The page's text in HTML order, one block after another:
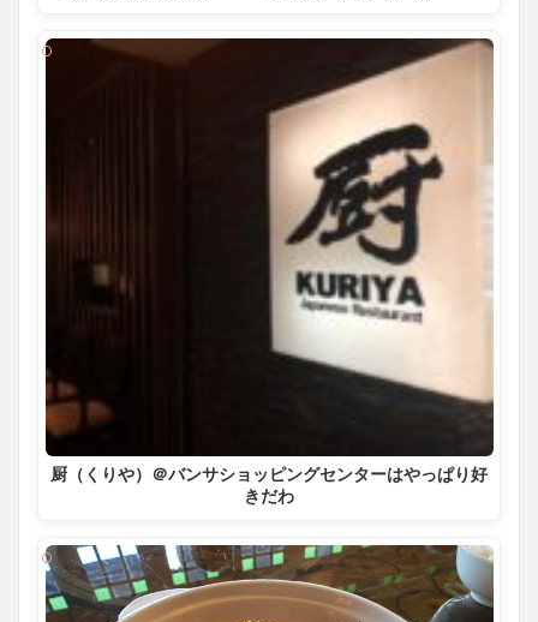
厨（くりや）＠バンサショッピングセンターはやっぱり好
きだわ